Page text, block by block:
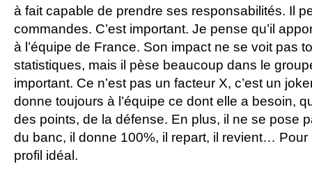
à fait capable de prendre ses responsabilités. Il
commandes. C’est important. Je pense qu’il
à l’équipe de France. Son impact ne se voit pas
statistiques, mais il pèse beaucoup dans le
important. Ce n’est pas un facteur X, c’est un
donne toujours à l’équipe ce dont elle a besoin,
des points, de la défense. En plus, il ne se pose
du banc, il donne 100%, il repart, il revient…
profil idéal.